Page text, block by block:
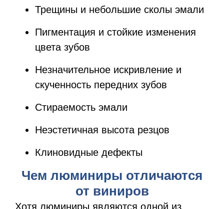
Трещины и небольшие сколы эмали
Пигментация и стойкие изменения
цвета зубов
Незначительное искривление и
скученность передних зубов
Стираемость эмали
Неэстетичная высота резцов
Клиновидные дефекты
Чем люминиры отличаются
от виниров
Хотя люминиры являются одной из